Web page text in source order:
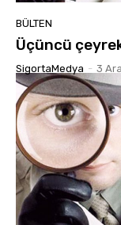
BÜLTEN
Üçüncü
SigortaMedya - 3